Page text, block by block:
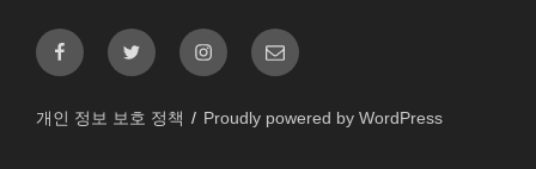
페
이
트
위
인
스
이
메
개인 정보 보호 정책 Proudly powered by WordPress